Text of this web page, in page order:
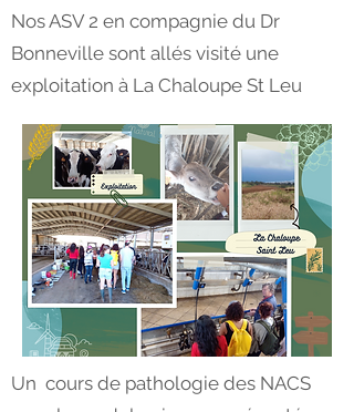
Nos ASV 2 en compagnie du Dr
Bonneville sont allés visité une
exploitation à La Chaloupe St Leu
Un cours de pathologie des NACS